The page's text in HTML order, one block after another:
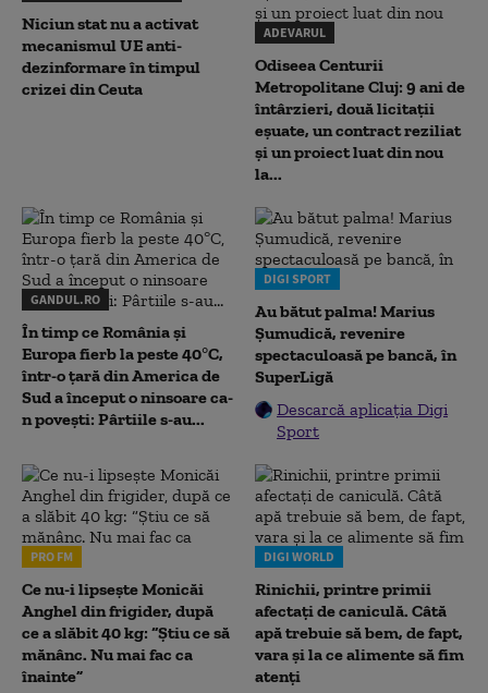
Niciun stat nu a activat
mecanismul UE anti-
dezinformare în timpul
crizei din Ceuta
ADEVARUL
Odiseea Centurii
Metropolitane Cluj: 9 ani de
întârzieri, două licitații
eșuate, un contract reziliat
și un proiect luat din nou
la...
GANDUL.RO
În timp ce România și
Europa fierb la peste 40°C,
într-o țară din America de
Sud a început o ninsoare ca-
n povești: Pârtiile s-au...
DIGI SPORT
Au bătut palma! Marius
Șumudică, revenire
spectaculoasă pe bancă, în
SuperLigă
Descarcă aplicația Digi
Sport
PRO FM
Ce nu-i lipsește Monicăi
Anghel din frigider, după
ce a slăbit 40 kg: “Știu ce să
mănânc. Nu mai fac ca
înainte”
DIGI WORLD
Rinichii, printre primii
afectați de caniculă. Câtă
apă trebuie să bem, de fapt,
vara și la ce alimente să fim
atenți